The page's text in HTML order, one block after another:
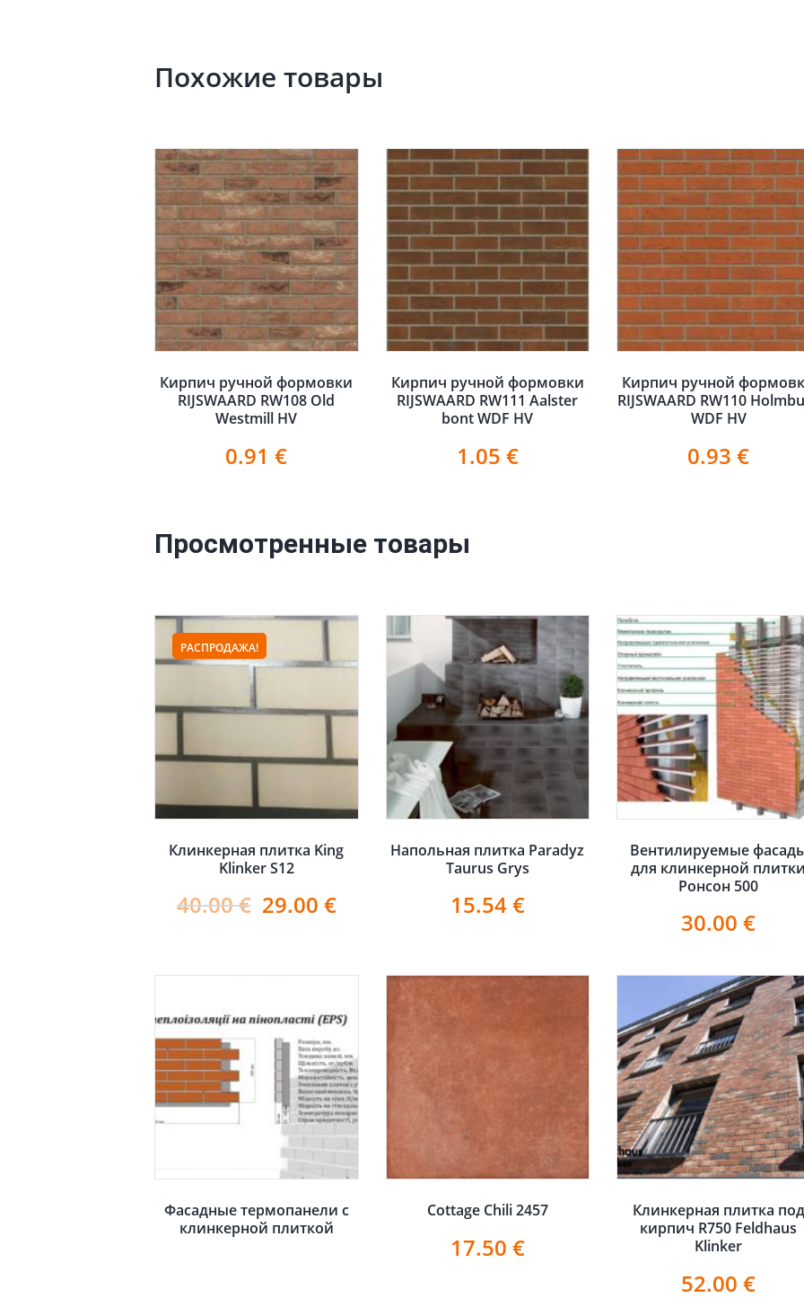
Похожие товары
Кирпич ручной формовки
RIJSWAARD RW108 Old
Westmill HV
0.91€
Кирпич ручной формовки
RIJSWAARD RW111 Aalster
bont WDF HV
1.05 €
Кирпич ручной
RIJSWAARD RW110
WDF HV
0.93€
Просмотренные товары
РАСПРОДАЖА!
Клинкерная плитка King
Klinker S12
40.00€ 29.00 €
Напольная плитка Paradyz
Taurus Grys
15.54€
Вентилируемые
для клинкерной плитки
Ронсон 500
30.00€
Фасадные термопанели с
клинкерной плиткой
Cottage Chili 2457
17.50 €
Клинкерная плитка под
кирпич R750 Feldhaus
Klinker
52.00€